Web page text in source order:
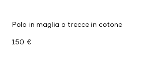
Polo in maglia a trecce in cotone
150 €